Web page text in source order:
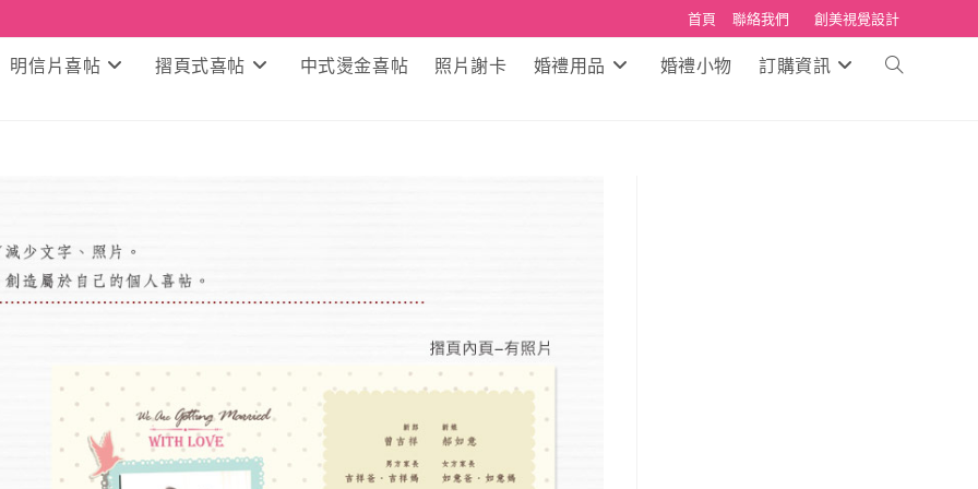
首頁 聯絡我們 創美視覺設計
明信片喜帖 摺頁式喜帖 中式燙金喜帖 照片謝卡 婚禮用品 婚禮小物 訂購資訊 Toggle